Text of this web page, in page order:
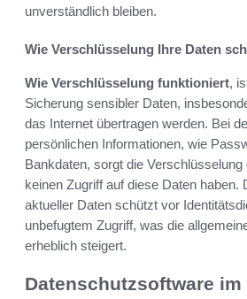
unverständlich bleiben.
Wie Verschlüsselung Ihre Daten
Wie Verschlüsselung funktioniert,
Sicherung sensibler Daten,
das Internet übertragen werden. Bei
persönlichen Informationen, wie
Bankdaten, sorgt die
keinen Zugriff auf diese Daten haben.
aktueller Daten schützt vor
unbefugtem Zugriff, was die
erheblich steigert.
Datenschutzsoftware